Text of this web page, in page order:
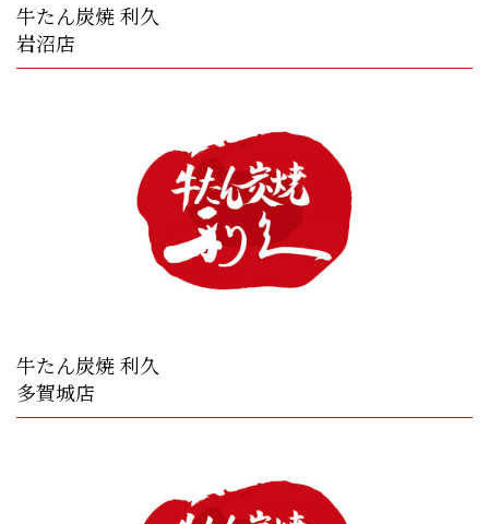
牛たん炭焼 利久
岩沼店
牛たん炭焼 利久
多賀城店